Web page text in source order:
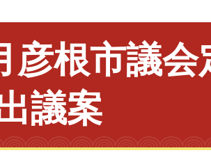
彦根市議会
議案